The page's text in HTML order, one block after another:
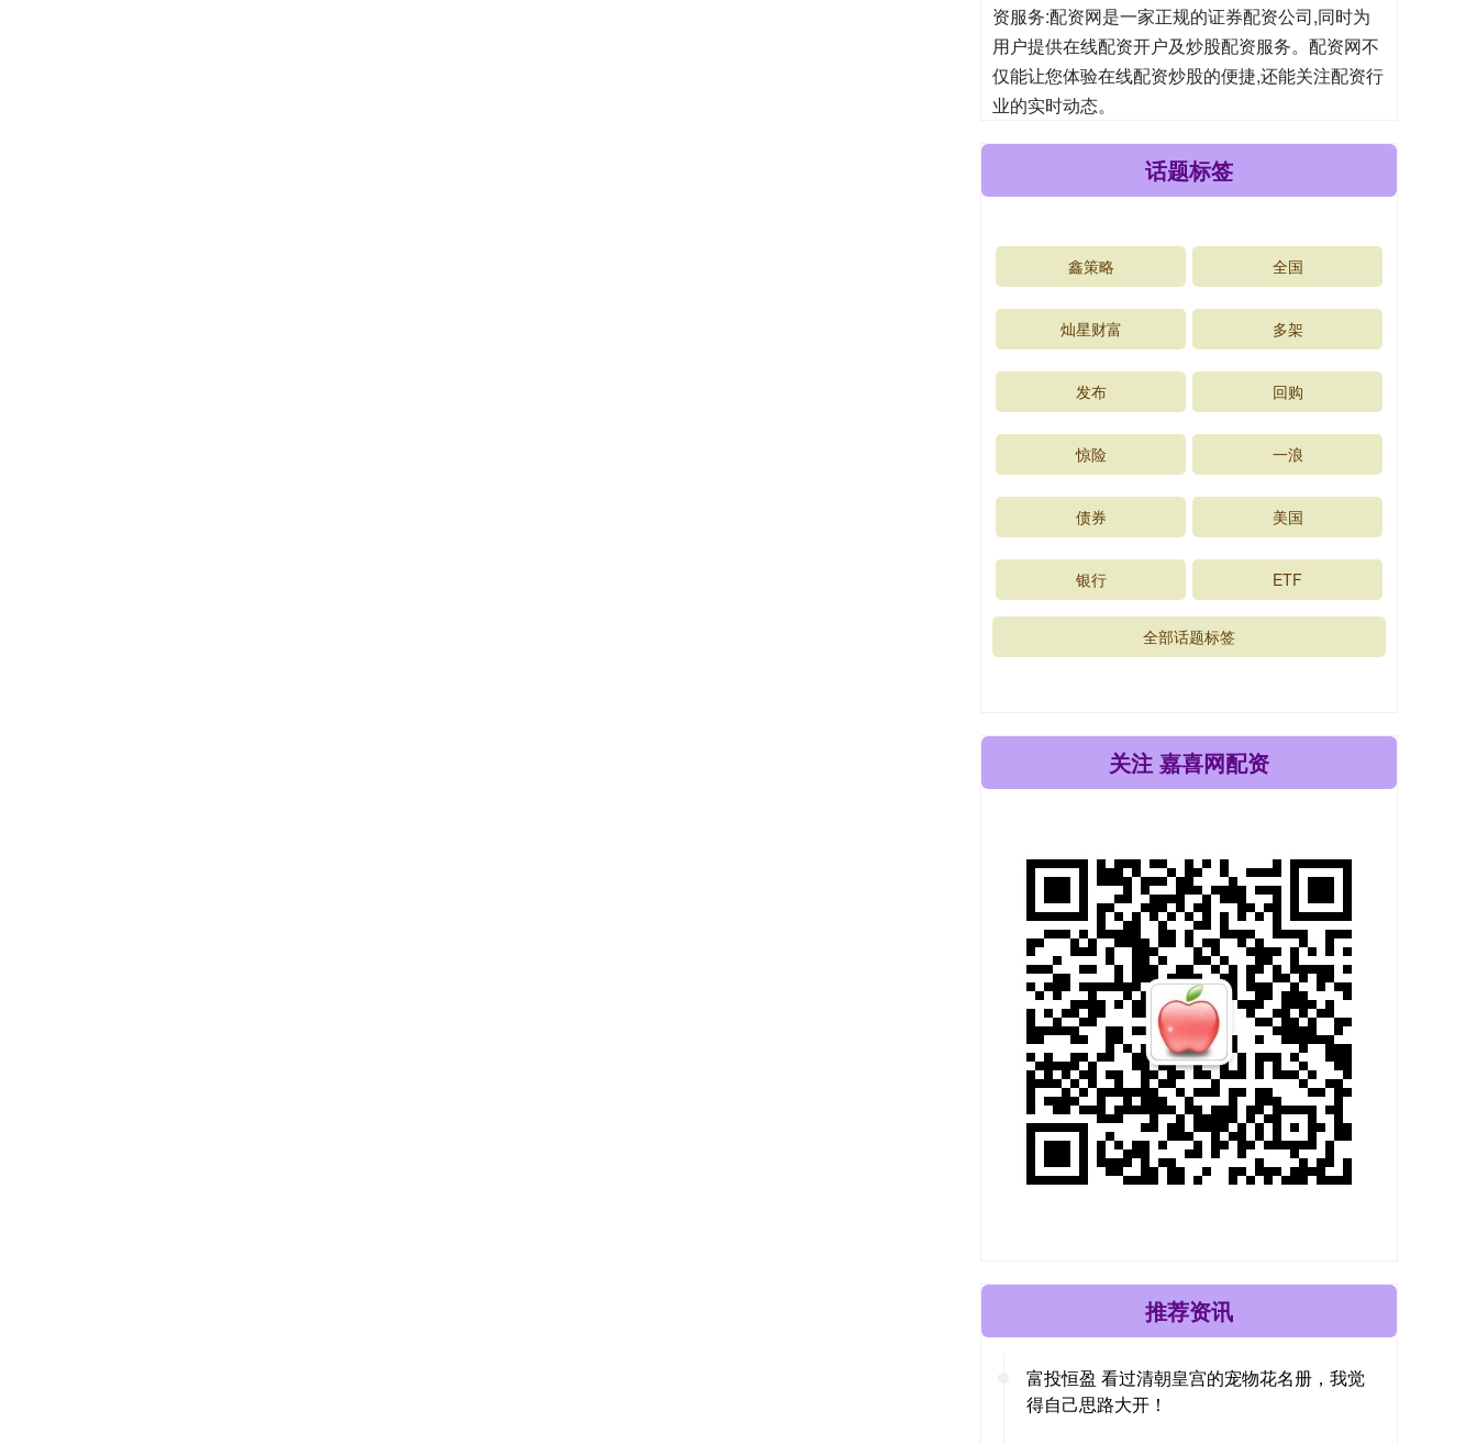
资服务:配资网是一家正规的证券配资公司,同时为
用户提供在线配资开户及炒股配资服务。配资网不
仅能让您体验在线配资炒股的便捷,还能关注配资行
业的实时动态。
话题标签
鑫策略 全国
灿星财富 多架
发布 回购
惊险 一浪
债券 美国
银行 ETF
全部话题标签
关注 嘉喜网配资
推荐资讯
富投恒盈 看过清朝皇宫的宠物花名册，我觉
得自己思路大开！